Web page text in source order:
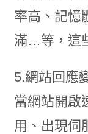
率高、記憶
滿…等，這
5.網站回應
當網站開啟
用、出現伺